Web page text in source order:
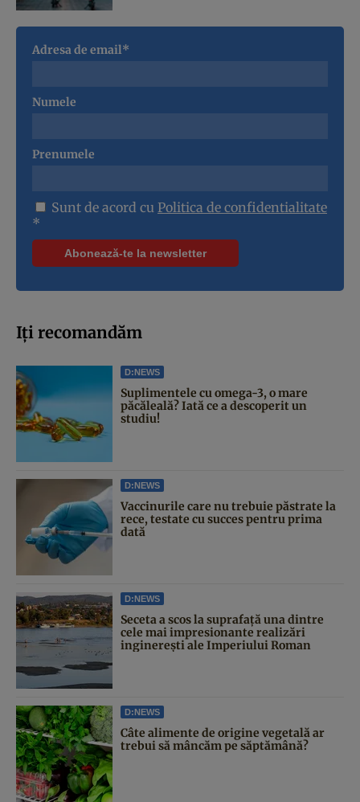
Adresa de email*
Numele
Prenumele
Sunt de acord cu Politica de confidentialitate
*
Iți recomandăm
D:NEWS
Suplimentele cu omega-3, o mare
păcăleală? Iată ce a descoperit un
studiu!
D:NEWS
Vaccinurile care nu trebuie păstrate la
rece, testate cu succes pentru prima
dată
D:NEWS
Seceta a scos la suprafață una dintre
cele mai impresionante realizări
inginerești ale Imperiului Roman
D:NEWS
Câte alimente de origine vegetală ar
trebui să mâncăm pe săptămână?